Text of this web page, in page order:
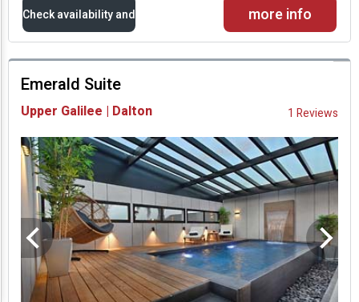
Check availability and
prices
Availability and
Prices
more info
Emerald Suite
Upper Galilee | Dalton 1 Reviews